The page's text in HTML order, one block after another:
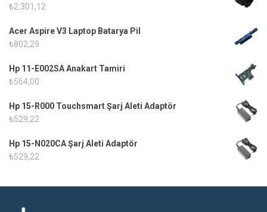
₺2.301,12
Acer Aspire V3 Laptop Batarya Pil
₺802,29
Hp 11-E002SA Anakart Tamiri
₺564,00
Hp 15-R000 Touchsmart Şarj Aleti Adaptör
₺529,22
Hp 15-N020CA Şarj Aleti Adaptör
₺529,22